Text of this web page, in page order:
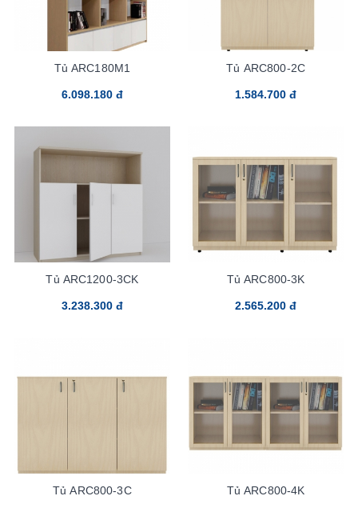
Tủ ARC180M1
6.098.180 đ
Tủ ARC800-2C
1.584.700 đ
Tủ ARC1200-3CK
3.238.300 đ
Tủ ARC800-3K
2.565.200 đ
Tủ ARC800-3C Tủ ARC800-4K